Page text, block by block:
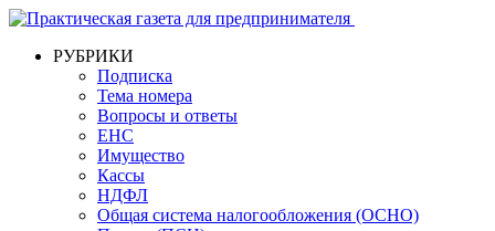
РУБРИКИ
Подписка
Тема номера
Вопросы и ответы
ЕНС
Имущество
Кассы
НДФЛ
Общая система налогообложения (ОСНО)